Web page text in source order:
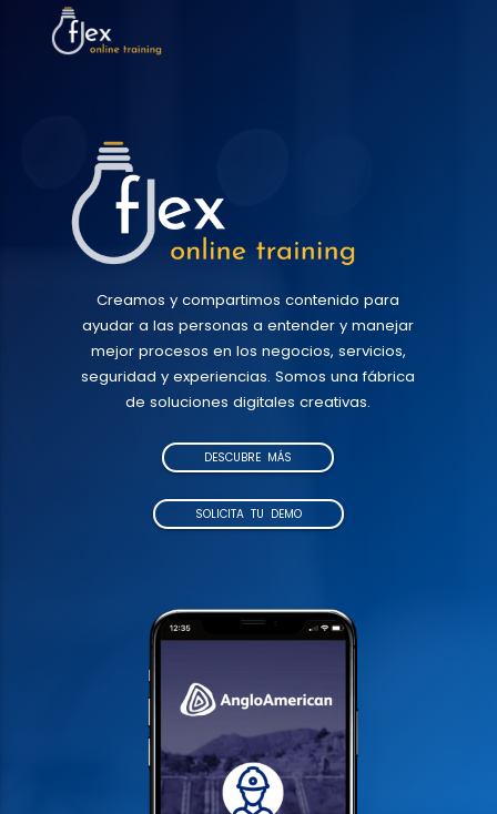
Creamos y compartimos contenido para
ayudar a las personas a entender y manejar
mejor procesos en los negocios, servicios,
seguridad y experiencias. Somos una fábrica
de soluciones digitales creativas.
DESCUBRE MÁS
SOLICITA TU DEMO